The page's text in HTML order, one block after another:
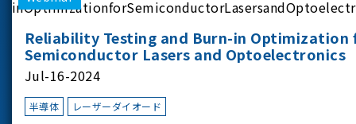
Reliability Testing and Burn-in Optimization
Semiconductor Lasers and Optoelectronics
Jul-16-2024
半導体 レーザーダイオード